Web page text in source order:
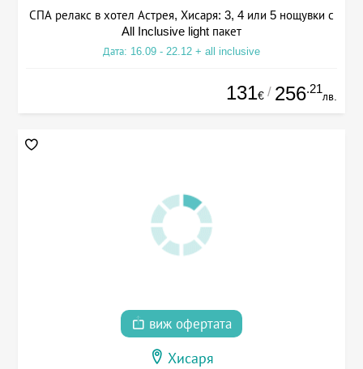
СПА релакс в хотел Астрея, Хисаря: 3, 4 или 5 нощувки с
All Inclusive light пакет
Дата: 16.09 - 22.12 + all inclusive
131€ / 256.21
лв.
виж офертата
Хисаря